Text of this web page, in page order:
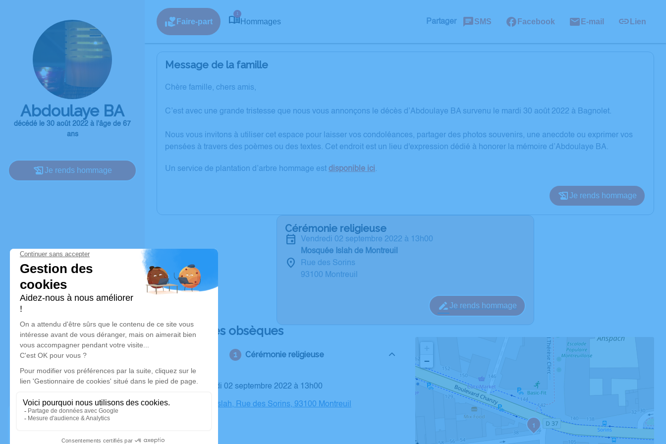
Abdoulaye BA
décédé le 30 août 2022 à l'âge de 67
ans
Je rends hommage
Faire-part
1
Hommages Partager SMS Facebook E-mail Lien
Message de la famille
Chère famille, chers amis,
C’est avec une grande tristesse que nous vous annonçons le décès d’Abdoulaye BA survenu le mardi 30 août 2022 à Bagnolet.
Nous vous invitons à utiliser cet espace pour laisser vos condoléances, partager des photos souvenirs, une anecdote ou exprimer vos
pensées à travers des poèmes ou des textes. Cet endroit est un lieu d'expression dédié à honorer la mémoire d’Abdoulaye BA.
Un service de plantation d’arbre hommage est disponible ici .
Je rends hommage
Cérémonie religieuse
vendredi 02 septembre 2022 à 13h00
Mosquée Islah de Montreuil
Rue des Sorins
93100 Montreuil
Je rends hommage
Déroulé des obsèques
Cérémonie religieuse
Le vendredi 02 septembre 2022 à 13h00
Mosquée Islah, Rue des Sorins, 93100 Montreuil
1
−